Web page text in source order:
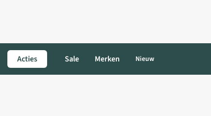
Acties Sale Merken Nieuw